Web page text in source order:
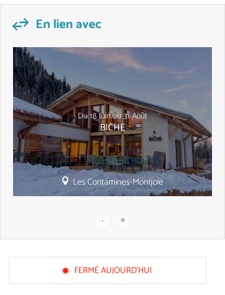
En lien avec
Du18Juinau31Août
BICHE
Les Contamines-Montjoie
FERMÉ AUJOURD'HUI